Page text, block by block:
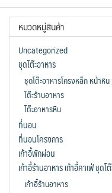
หมวดหมู่สินค้า
Uncategorized
ชุดโต๊ะอาหาร
ชุดโต๊ะอาหารโครงหล็ก หน้าหิ
โต๊ะร้านอาหาร
โต๊ะอาหารหิน
ที่นอน
ที่นอนโครงการ
เก้าอี้พักผ่อน
เก้าอี้ร้านอาหาร เก้าอี้คาเฟ่ ชุดโ
เก้าอี้ร้านอาหาร